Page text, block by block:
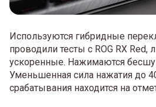
Используются гибридные
проводили тесты с ROG RX Red,
ускоренные. Нажимаются
Уменьшенная сила нажатия до
срабатывания находится на